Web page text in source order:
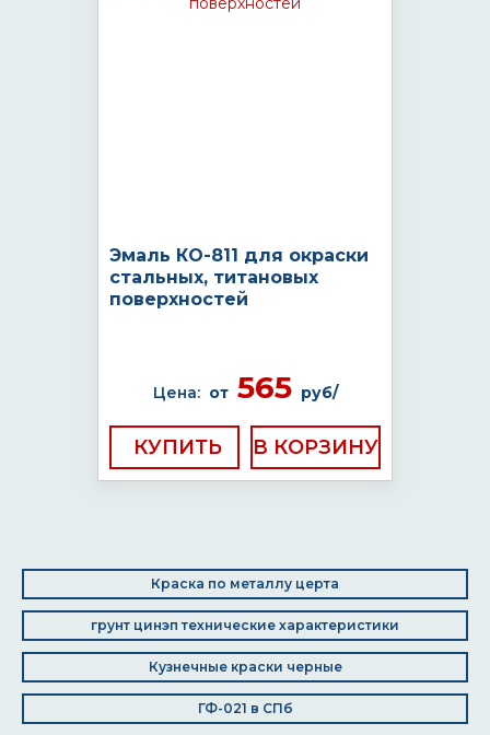
Эмаль КО-811 для окраски
стальных, титановых
поверхностей
Цена: от565 руб/
КУПИТЬ
Краска по металлу церта
грунт цинэп технические характеристики
Кузнечные краски черные
ГФ-021 в СПб